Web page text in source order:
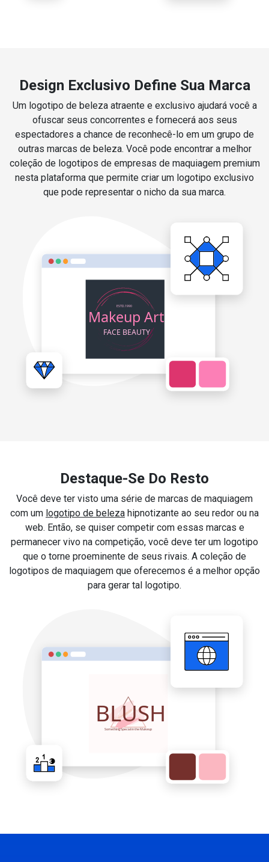
Design Exclusivo Define Sua Marca
Um logotipo de beleza atraente e exclusivo ajudará você a
ofuscar seus concorrentes e fornecerá aos seus
espectadores a chance de reconhecê-lo em um grupo de
outras marcas de beleza. Você pode encontrar a melhor
coleção de logotipos de empresas de maquiagem premium
nesta plataforma que permite criar um logotipo exclusivo
que pode representar o nicho da sua marca.
Destaque-Se Do Resto
Você deve ter visto uma série de marcas de maquiagem
com um logotipo de beleza hipnotizante ao seu redor ou na
web. Então, se quiser competir com essas marcas e
permanecer vivo na competição, você deve ter um logotipo
que o torne proeminente de seus rivais. A coleção de
logotipos de maquiagem que oferecemos é a melhor opção
para gerar tal logotipo.